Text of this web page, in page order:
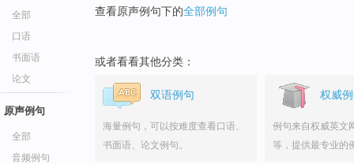
全部
口语
书面语
论文
原声例句
全部
音频例句
查看原声例句下的全部例句
或者看看其他分类：
双语例句
海量例句，可以按难度查看口语、
书面语、论文例句。
权威
例句来自权威英文
等，提供最专业的